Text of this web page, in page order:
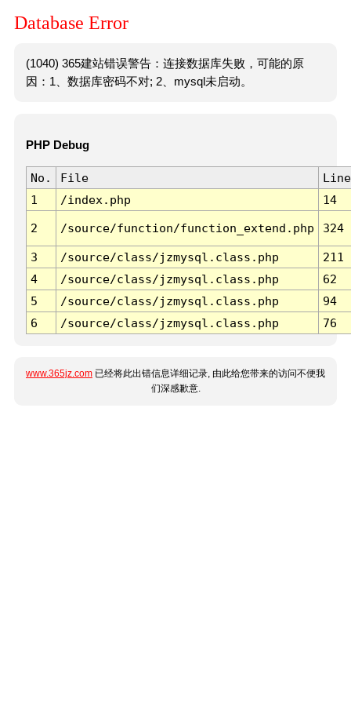
Database Error
(1040) 365建站错误警告：连接数据库失败，可能的原
因：1、数据库密码不对; 2、mysql未启动。
PHP Debug
No. File
Line
1
/index.php 14
2 /source/function/function_extend.php 324
3 /source/class/jzmysql.class.php
211
4
/source/class/jzmysql.class.php
62
5
/source/class/jzmysql.class.php
94
6
/source/class/jzmysql.class.php 76
www.365jz.com 已经将此出错信息详细记录, 由此给您带来的访问不便我
们深感歉意.